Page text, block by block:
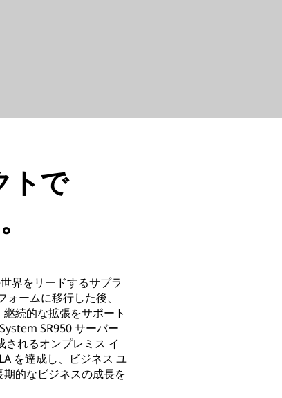
トで
界をリードするサプラ
ームに移行した後、
続的な拡張をサポート
SR950 サーバー
れるオンプレミス イ
を達成し、ビジネス ユ
的なビジネスの成長を